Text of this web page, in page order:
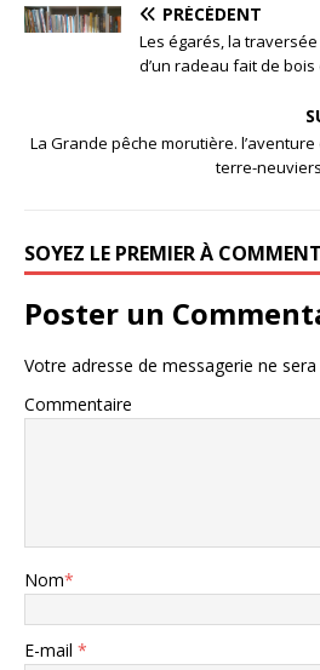
PRÉCÉDENT
Les égarés, la
d’un radeau fait de bois
La Grande pêche morutière.
terre-
SOYEZ LE PREMIER À
Poster un
Votre adresse de messagerie ne sera
Commentaire
Nom*
E-mail *